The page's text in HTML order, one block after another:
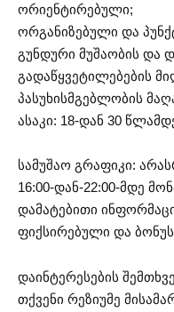
ორიენტირებული;
ორგანიზებული და
გუნდური მუშაობის და
გადაწყვეტილებების
პასუხისმგებლობის
ასაკი: 18-დან 30
სამუშაო გრაფიკი:
16:00-დან-22:00-მდე
დამატებითი
ფიქსირებული და
დაინტერესების
თქვენი რეზიუმე